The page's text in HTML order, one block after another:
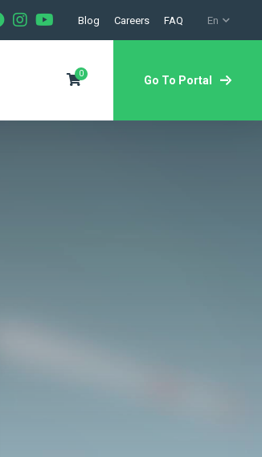
Blog Careers FAQ En
0
Go To Portal